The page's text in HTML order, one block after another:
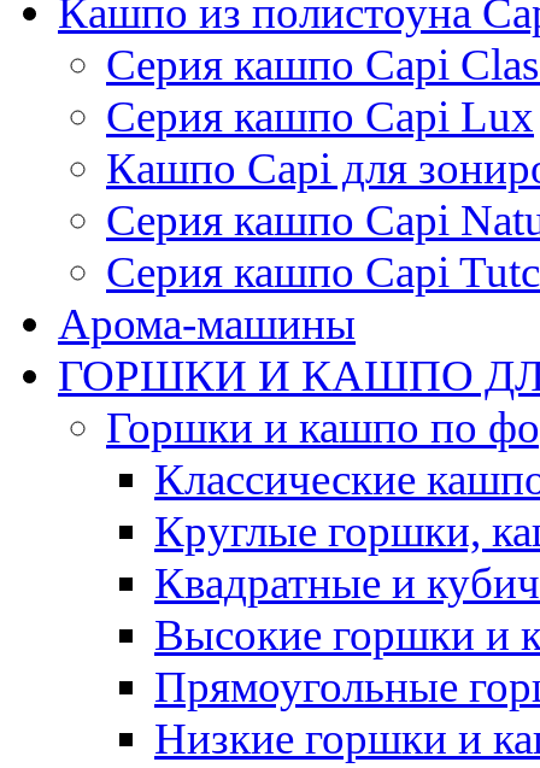
Кашпо из полистоуна
Серия кашпо Capi
Серия кашпо Capi Lux
Кашпо Capi для
Серия кашпо Capi
Серия кашпо Capi
Арома-машины
ГОРШКИ И КАШПО
Горшки и кашпо по
Классические
Круглые горшки,
Квадратные и
Высокие горшки и
Прямоугольные
Низкие горшки и